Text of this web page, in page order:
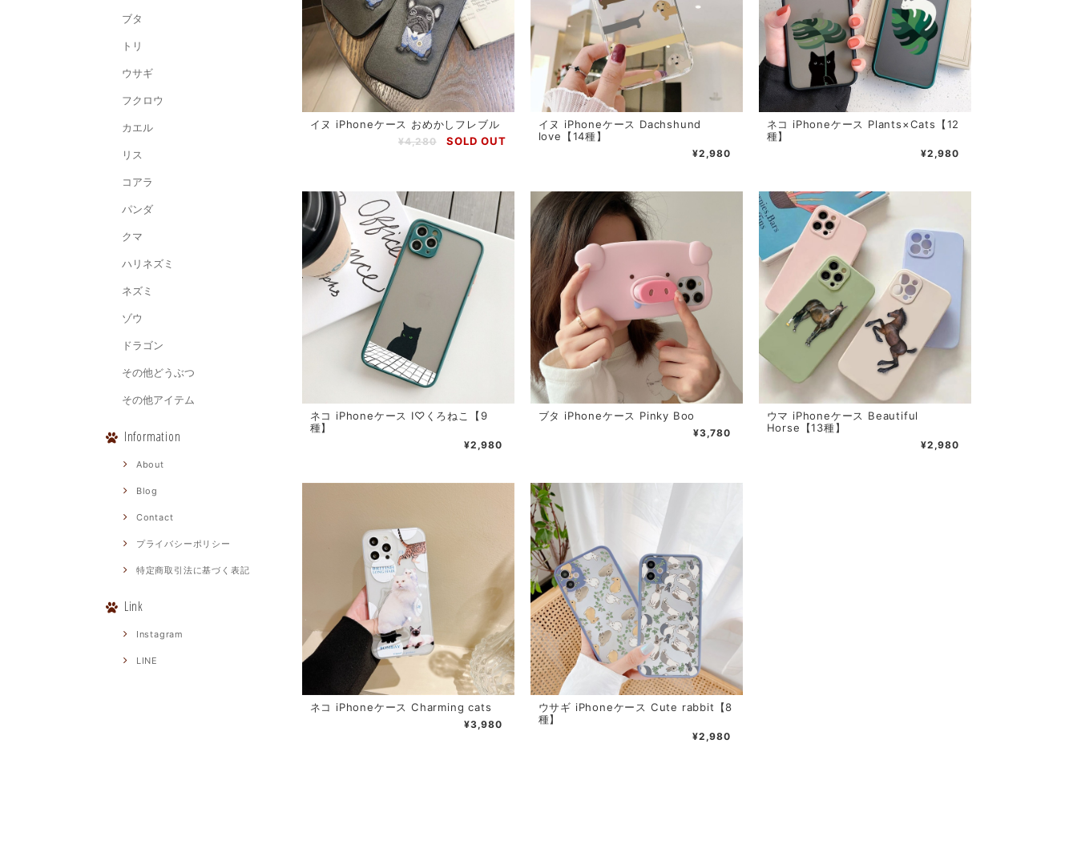
ブタ
トリ
ウサギ
フクロウ
カエル
リス
コアラ
パンダ
クマ
ハリネズミ
ネズミ
ゾウ
ドラゴン
その他どうぶつ
その他アイテム
Information
About
Blog
Contact
プライバシーポリシー
特定商取引法に基づく表記
Link
Instagram
LINE
イヌ iPhoneケース おめかしフレブル
¥4,280 SOLD OUT
イヌ iPhoneケース Dachshund
love【14種】
¥2,980
ネコ iPhoneケース Plants×Cats【12
種】
¥2,980
ネコ iPhoneケース I♡くろねこ【9
種】
¥2,980
ブタ iPhoneケース Pinky Boo
¥3,780
ウマ iPhoneケース Beautiful
Horse【13種】
¥2,980
ネコ iPhoneケース Charming cats
¥3,980
ウサギ iPhoneケース Cute rabbit【8
種】
¥2,980